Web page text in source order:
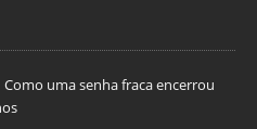
Como uma senha fraca encerrou